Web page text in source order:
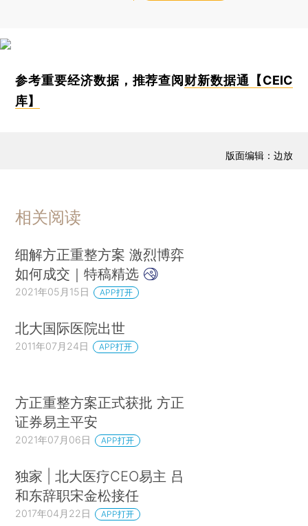
参考重要经济数据，推荐查阅 财新数据通【CEIC
库】
版面编辑：边放
相关阅读
细解方正重整方案 激烈博弈
如何成交｜特稿精选
2021年05月15日 APP打开
北大国际医院出世
2011年07月24日 APP打开
方正重整方案正式获批 方正
证券易主平安
2021年07月06日 APP打开
独家 | 北大医疗CEO易主 吕
和东辞职宋金松接任
2017年04月22日 APP打开